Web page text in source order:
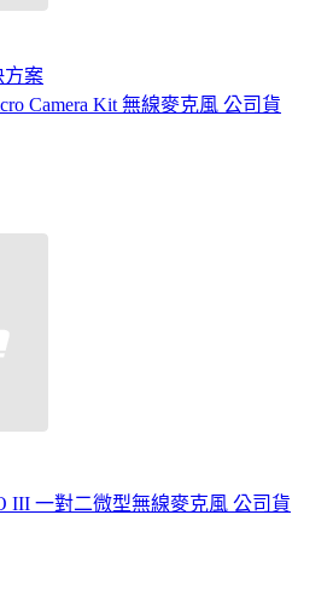
方案
Camera Kit 無線麥克風 公司貨
III 一對二微型無線麥克風 公司貨